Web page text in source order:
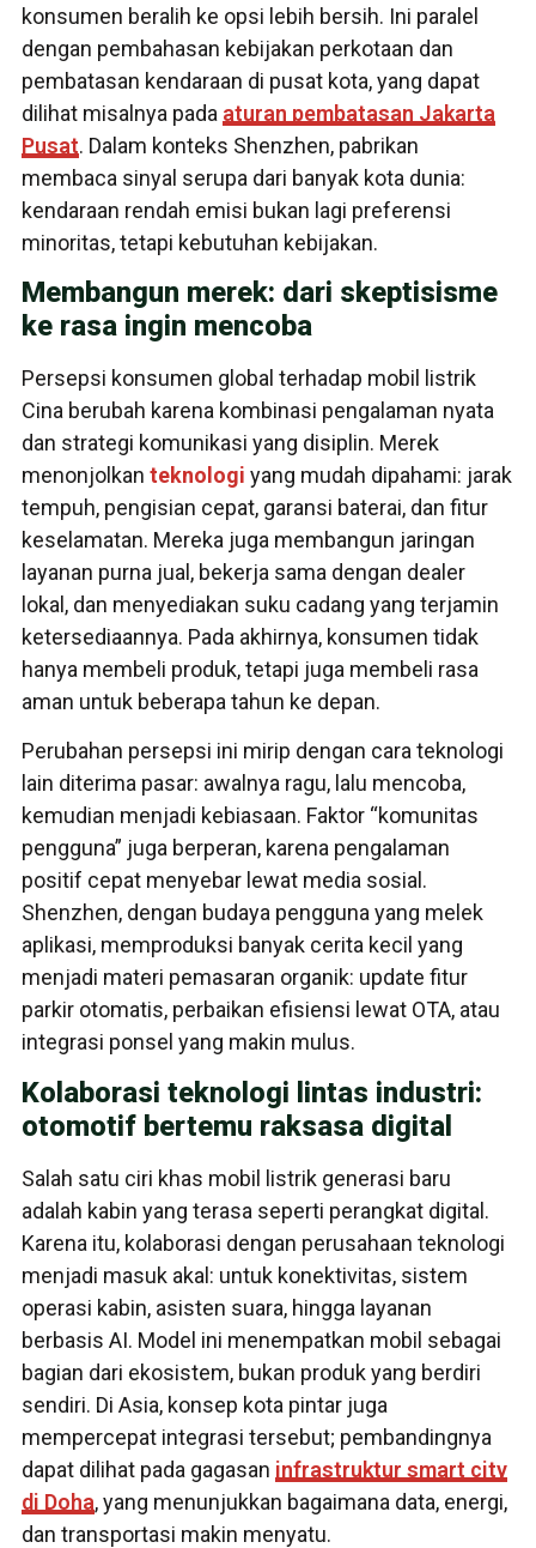
konsumen beralih ke opsi lebih bersih. Ini paralel
dengan pembahasan kebijakan perkotaan dan
pembatasan kendaraan di pusat kota, yang dapat
dilihat misalnya pada aturan pembatasan Jakarta
Pusat. Dalam konteks Shenzhen, pabrikan
membaca sinyal serupa dari banyak kota dunia:
kendaraan rendah emisi bukan lagi preferensi
minoritas, tetapi kebutuhan kebijakan.
Membangun merek: dari skeptisisme
ke rasa ingin mencoba
Persepsi konsumen global terhadap mobil listrik
Cina berubah karena kombinasi pengalaman nyata
dan strategi komunikasi yang disiplin. Merek
menonjolkan teknologi yang mudah dipahami: jarak
tempuh, pengisian cepat, garansi baterai, dan fitur
keselamatan. Mereka juga membangun jaringan
layanan purna jual, bekerja sama dengan dealer
lokal, dan menyediakan suku cadang yang terjamin
ketersediaannya. Pada akhirnya, konsumen tidak
hanya membeli produk, tetapi juga membeli rasa
aman untuk beberapa tahun ke depan.
Perubahan persepsi ini mirip dengan cara teknologi
lain diterima pasar: awalnya ragu, lalu mencoba,
kemudian menjadi kebiasaan. Faktor “komunitas
pengguna” juga berperan, karena pengalaman
positif cepat menyebar lewat media sosial.
Shenzhen, dengan budaya pengguna yang melek
aplikasi, memproduksi banyak cerita kecil yang
menjadi materi pemasaran organik: update fitur
parkir otomatis, perbaikan efisiensi lewat OTA, atau
integrasi ponsel yang makin mulus.
Kolaborasi teknologi lintas industri:
otomotif bertemu raksasa digital
Salah satu ciri khas mobil listrik generasi baru
adalah kabin yang terasa seperti perangkat digital.
Karena itu, kolaborasi dengan perusahaan teknologi
menjadi masuk akal: untuk konektivitas, sistem
operasi kabin, asisten suara, hingga layanan
berbasis AI. Model ini menempatkan mobil sebagai
bagian dari ekosistem, bukan produk yang berdiri
sendiri. Di Asia, konsep kota pintar juga
mempercepat integrasi tersebut; pembandingnya
dapat dilihat pada gagasan infrastruktur smart city
di Doha, yang menunjukkan bagaimana data, energi,
dan transportasi makin menyatu.